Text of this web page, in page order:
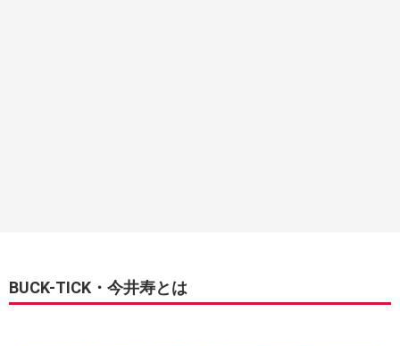
BUCK-TICK・今井寿とは